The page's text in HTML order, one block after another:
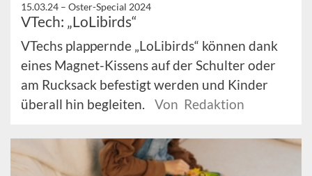
15.03.24 – Oster-Special 2024
VTech: „LoLibirds“
VTechs plappernde „LoLibirds“ können dank
eines Magnet-Kissens auf der Schulter oder
am Rucksack befestigt werden und Kinder
überall hin begleiten.
Von Redaktion